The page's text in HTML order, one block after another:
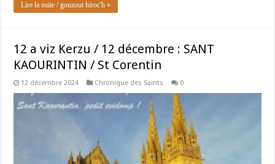
Lire la suite / gouzout hiroc'h »
12 a viz Kerzu / 12 décembre : SANT
KAOURINTIN / St Corentin
12 décembre 2024 Chronique des Saints 0